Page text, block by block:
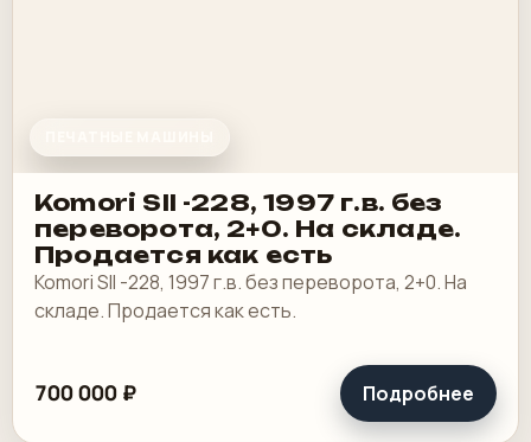
Komori SII -228, 1997 г.в. без
переворота, 2+0. На складе.
Продается как есть
Komori SII -228, 1997 г.в. без переворота, 2+0. На
складе. Продается как есть.
700 000 ₽ Подробнее